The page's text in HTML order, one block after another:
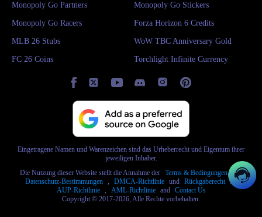
Monopoly Go Partners Monopoly Go Stickers
Monopoly Go Racers Forza Horizon 6 Credits
MLB 26 Stubs WoW TBC Anniversary Gold
FC 26 Coins Torchlight Infinite Currency
Eingetragene Namen und Warenzeichen sind das Urheberrecht und Eigentum ihrer
jeweiligen Inhaber.
Die Nutzung dieser Website stellt die Annahme der Terms & Bedingungen und
Datenschutz-Bestimmungen
, DMCA-Richtlinie und Rückgaberecht und
AUP-Richtlinie
, AML-Richtlinie and Contact Us
Copyright © 2017-2026, Alle Rechte vorbehalten.